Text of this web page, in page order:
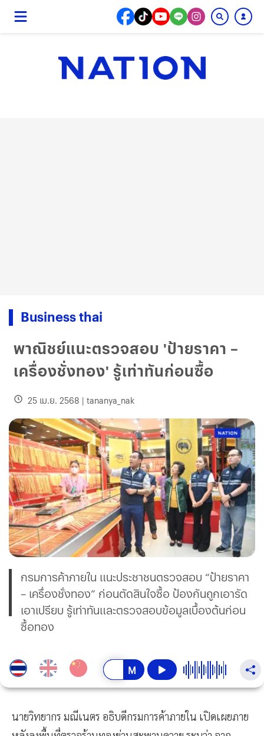
Business thai
พาณิชย์แนะตรวจสอบ 'ป้ายราคา –
เครื่องชั่งทอง' รู้เท่าทันก่อนซื้อ
25 เม.ย. 2568 | tananya_nak
กรมการค้าภายใน แนะประชาชนตรวจสอบ “ป้ายราคา
– เครื่องชั่งทอง” ก่อนตัดสินใจซื้อ ป้องกันถูกเอารัด
เอาเปรียบ รู้เท่าทันและตรวจสอบข้อมูลเบื้องต้นก่อน
ซื้อทอง
นายวิทยากร มณีเนตร อธิบดีกรมการค้าภายใน เปิดเผยภาย